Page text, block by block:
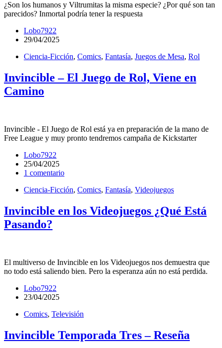
¿Son los humanos y Viltrumitas la misma especie? ¿Por qué son tan
parecidos? Inmortal podría tener la respuesta
Lobo7922
29/04/2025
Ciencia-Ficción, Comics, Fantasía, Juegos de Mesa, Rol
Invincible – El Juego de Rol, Viene en
Camino
Invincible - El Juego de Rol está ya en preparación de la mano de
Free League y muy pronto tendremos campaña de Kickstarter
Lobo7922
25/04/2025
1 comentario
Ciencia-Ficción, Comics, Fantasía, Videojuegos
Invincible en los Videojuegos ¿Qué Está
Pasando?
El multiverso de Invincible en los Videojuegos nos demuestra que
no todo está saliendo bien. Pero la esperanza aún no está perdida.
Lobo7922
23/04/2025
Comics, Televisión
Invincible Temporada Tres – Reseña